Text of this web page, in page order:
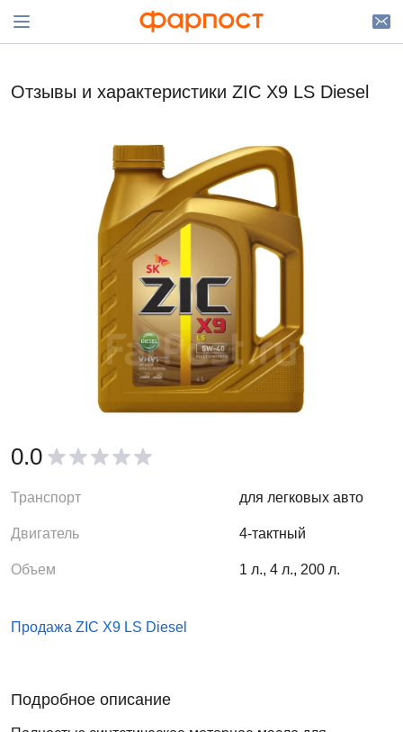
Отзывы и характеристики ZIC X9 LS Diesel
0.0
Транспорт для легковых авто
Двигатель 4-тактный
Объем 1 л., 4 л., 200 л.
Продажа ZIC X9 LS Diesel
Подробное описание